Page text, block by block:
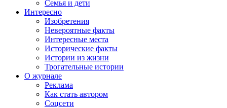
Семья и дети
Интересно
Изобретения
Невероятные факты
Интересные места
Исторические факты
Истории из жизни
Трогательные истории
О журнале
Реклама
Как стать автором
Соцсети